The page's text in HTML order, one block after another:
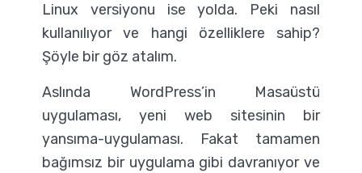
Linux versiyonu ise yolda. Peki nasıl
kullanılıyor ve hangi özelliklere sahip?
Şöyle bir göz atalım.
Aslında WordPress’in Masaüstü
uygulaması, yeni web sitesinin bir
yansıma-uygulaması. Fakat tamamen
bağımsız bir uygulama gibi davranıyor ve